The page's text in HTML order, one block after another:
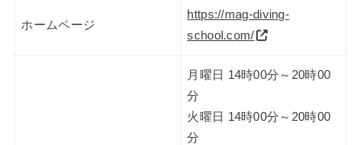
ホームページ
https://mag-diving-
school.com/
月曜日 14時00分～20時00
分
火曜日 14時00分～20時00
分